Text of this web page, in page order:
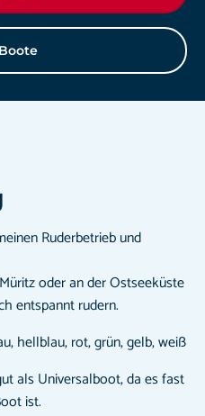
Ruderbetrieb und
oder an der Ostseeküste
entspannt rudern.
hellblau, rot, grün, gelb, weiß
als Universalboot, da es fast
ist.